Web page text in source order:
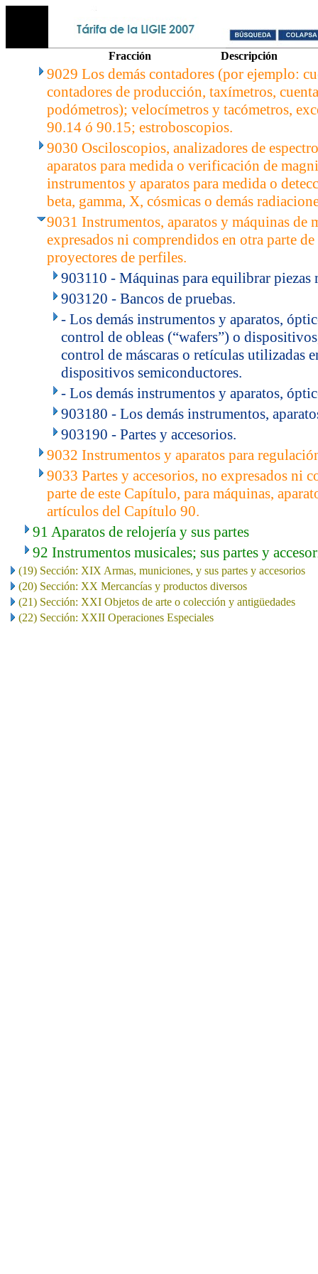
Fracción Descripción
9029 Los demás contadores (por ejemplo:
contadores de producción, taxímetros,
podómetros); velocímetros y tacómetros,
90.14 ó 90.15; estroboscopios.
9030 Osciloscopios, analizadores de
aparatos para medida o verificación de
instrumentos y aparatos para medida o
beta, gamma, X, cósmicas o demás
9031 Instrumentos, aparatos y máquinas de
expresados ni comprendidos en otra parte
proyectores de perfiles.
903110 - Máquinas para equilibrar piezas
903120 - Bancos de pruebas.
- Los demás instrumentos y aparatos,
control de obleas (“wafers”) o
control de máscaras o retículas utilizadas
dispositivos semiconductores.
- Los demás instrumentos y aparatos,
903180 - Los demás instrumentos,
903190 - Partes y accesorios.
9032 Instrumentos y aparatos para
9033 Partes y accesorios, no expresados ni
parte de este Capítulo, para máquinas,
artículos del Capítulo 90.
91 Aparatos de relojería y sus partes
92 Instrumentos musicales; sus partes y
(19) Sección: XIX Armas, municiones, y sus partes y accesorios
(20) Sección: XX Mercancías y productos diversos
(21) Sección: XXI Objetos de arte o colección y antigüedades
(22) Sección: XXII Operaciones Especiales